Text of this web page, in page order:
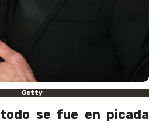
Getty
todo se fue en picada